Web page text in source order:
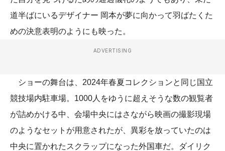
道半ばにいるデザイナー 岡本が夢に向かって羽ばたくた
めの決意表明のようにも映った。
ADVERTISING
ショーの舞台は、2024年春夏コレクションと同じ国立
競技場内駐車場。1000人をゆうに超えそうな数の観覧者
が詰めかける中、会場中央にはさながら映画の撮影現場
のようなセットが用意されたが、異彩を放っていたのは
中央に置かれたスクラップになった外国車だ。ダイリク